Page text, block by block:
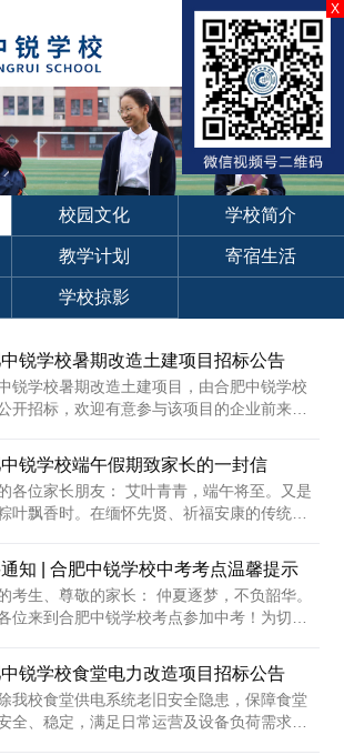
X
校园文化 学校简介
教学计划 寄宿生活
学校掠影
锐学校暑期改造土建项目招标公告
锐学校暑期改造土建项目，由合肥中锐学校
开招标，欢迎有意参与该项目的企业前来咨
锐学校 项目地点：合肥市经开区繁华
锐学校端午假期致家长的一封信
长朋友： 艾叶青青，端午将至。又是
叶飘香时。在缅怀先贤、祈福安康的传统佳
工作的理解、支持与配合。端午假期既是阖
、感受传统文化的美好时光，也是孩子放松
身心、休整身心的关键时期。 安全无......
知 | 合肥中锐学校中考考点温馨提示
、尊敬的家长： 仲夏逐梦，不负韶华。
位来到合肥中锐学校考点参加中考！为切实
考试，营造舒心、有序的考试环境，按照上
部门要求，学校严格按照中考标准化考点建
，前期已多次对所有考场进行了全面检查和
置。经开区......
锐学校食堂电力改造项目招标公告
我校食堂供电系统老旧安全隐患，保障食堂
全、稳定，满足日常运营及设备负荷需求，